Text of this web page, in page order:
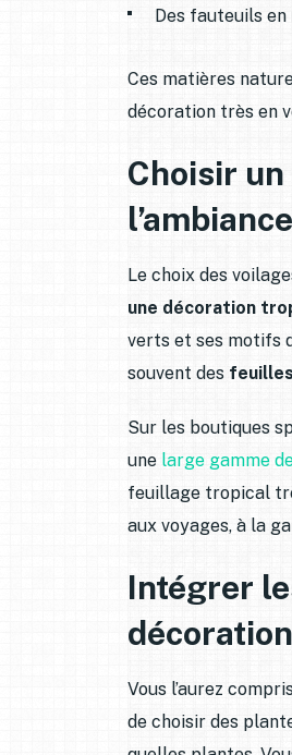
Des fauteuils en
Ces matières
décoration très en
Choisir
l’ambiance
Le choix des
une décoration
verts et ses motifs
souvent des
Sur les boutiques
une large gamme
feuillage tropical
aux voyages, à la
Intégrer
Vous l’aurez
de choisir des